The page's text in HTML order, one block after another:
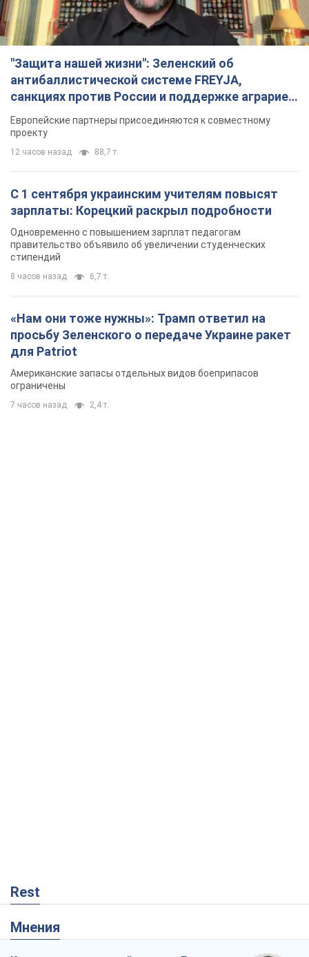
"Защита нашей жизни": Зеленский об
антибаллистической системе FREYJA,
санкциях против России и поддержке аграриев.
Видео
Европейские партнеры присоединяются к совместному
проекту
12 часов назад 88,7 т.
С 1 сентября украинским учителям повысят
зарплаты: Корецкий раскрыл подробности
Одновременно с повышением зарплат педагогам
правительство объявило об увеличении студенческих
стипендий
8 часов назад 6,7 т.
«Нам они тоже нужны»: Трамп ответил на
просьбу Зеленского о передаче Украине ракет
для Patriot
Американские запасы отдельных видов боеприпасов
ограничены
7 часов назад 2,4 т.
Rest
Мнения